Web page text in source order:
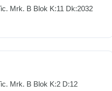
Mrk. B Blok K:11 Dk:2032
Mrk. B Blok K:2 D:12